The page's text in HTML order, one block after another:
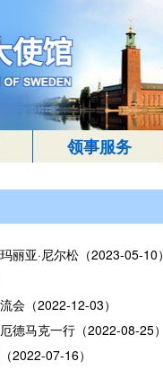
领事服务
亚·尼尔松（2023-05-10）
会（2022-12-03）
德马克一行（2022-08-25）
2022-07-16）